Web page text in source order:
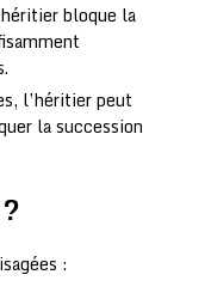
bloque la
l’héritier peut
la succession
: